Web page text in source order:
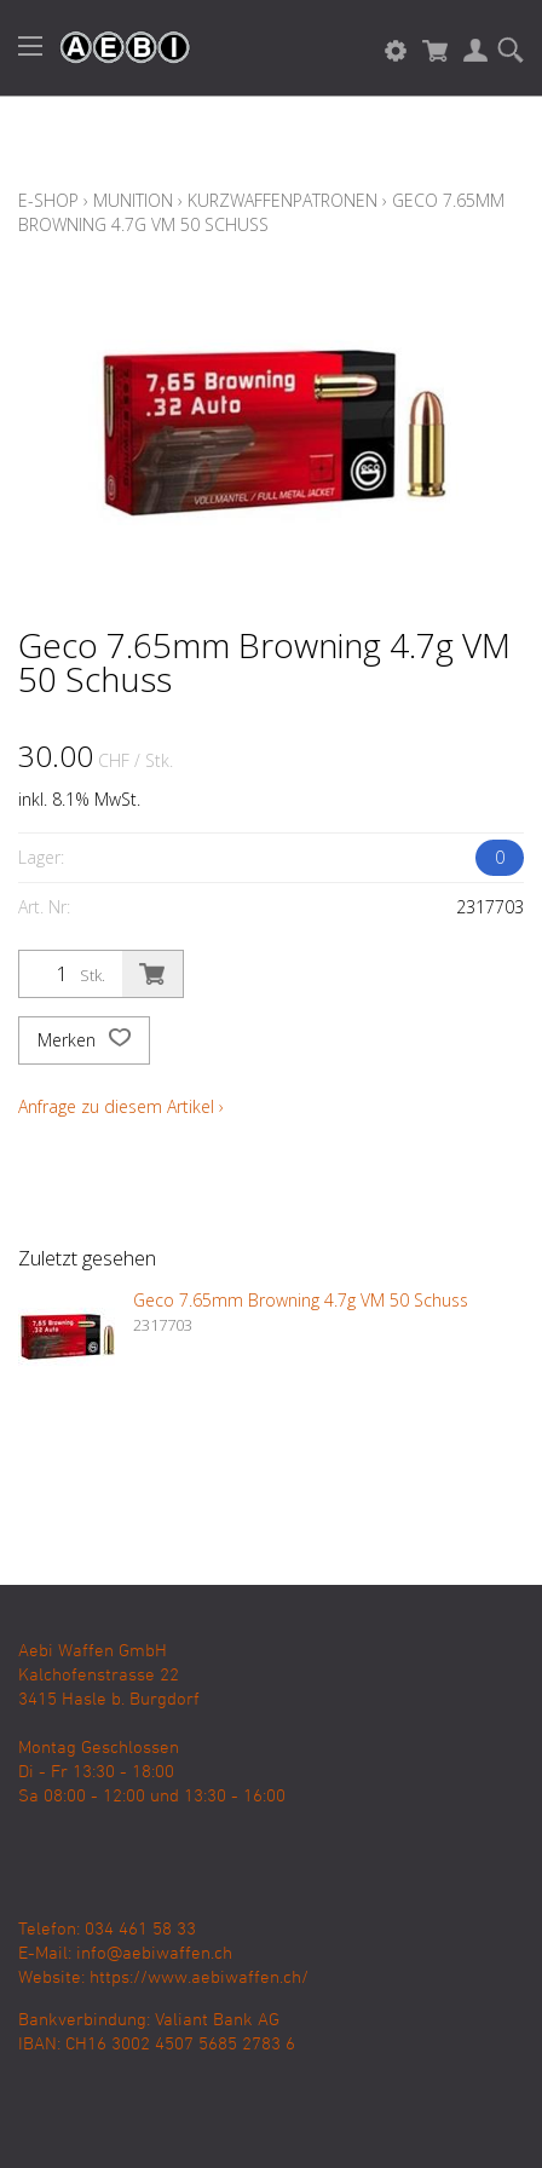
E-SHOP › MUNITION › KURZWAFFENPATRONEN › GECO 7.65MM
BROWNING 4.7G VM 50 SCHUSS
Geco 7.65mm Browning 4.7g VM
50 Schuss
30.00 CHF / Stk.
inkl. 8.1% MwSt.
Lager: 0
Art. Nr: 2317703
Stk.
Merken
Anfrage zu diesem Artikel ›
Zuletzt gesehen
Geco 7.65mm Browning 4.7g VM 50 Schuss
2317703
Aebi Waffen GmbH
Kalchofenstrasse 22
3415 Hasle b. Burgdorf
Montag Geschlossen
Di - Fr 13:30 - 18:00
Sa 08:00 - 12:00 und 13:30 - 16:00
Telefon: 034 461 58 33
E-Mail: info@aebiwaffen.ch
Website: https://www.aebiwaffen.ch/
Bankverbindung: Valiant Bank AG
IBAN: CH16 3002 4507 5685 2783 6